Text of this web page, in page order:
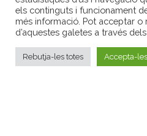
COPYRIGHT 2020 -
DE TREBALL
els continguts i funcionament
més informació. Pot acceptar o
d’aquestes galetes a través
Rebutja-les totes Accepta-